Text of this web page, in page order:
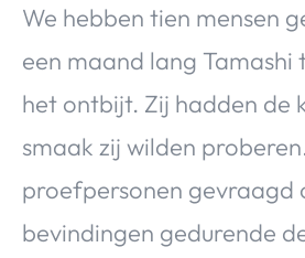
We hebben tien mensen
een maand lang Tamashi
het ontbijt. Zij hadden de
smaak zij wilden
proefpersonen gevraagd
bevindingen gedurende